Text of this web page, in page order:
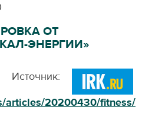
ОТ
ЭНЕРГИИ»
Источник:
articles/20200430/fitness/